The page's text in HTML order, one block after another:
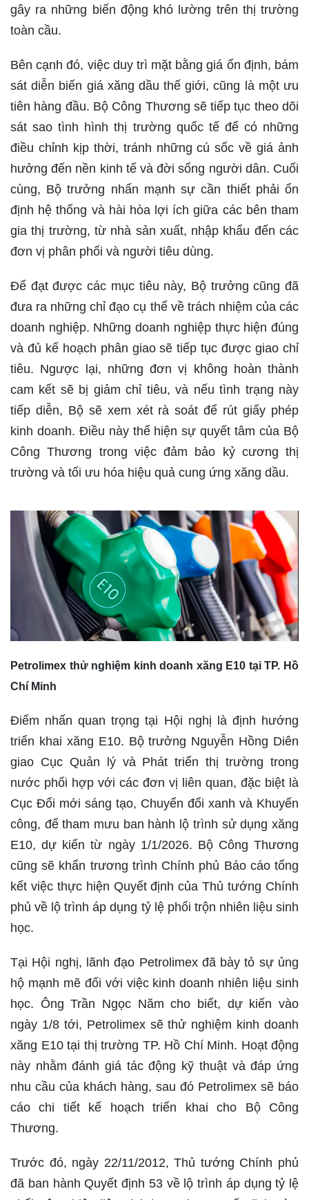
gây ra những biến động khó lường trên thị trường
toàn cầu.
Bên cạnh đó, việc duy trì mặt bằng giá ổn định, bám
sát diễn biến giá xăng dầu thế giới, cũng là một ưu
tiên hàng đầu. Bộ Công Thương sẽ tiếp tục theo dõi
sát sao tình hình thị trường quốc tế để có những
điều chỉnh kịp thời, tránh những cú sốc về giá ảnh
hưởng đến nền kinh tế và đời sống người dân. Cuối
cùng, Bộ trưởng nhấn mạnh sự cần thiết phải ổn
định hệ thống và hài hòa lợi ích giữa các bên tham
gia thị trường, từ nhà sản xuất, nhập khẩu đến các
đơn vị phân phối và người tiêu dùng.
Để đạt được các mục tiêu này, Bộ trưởng cũng đã
đưa ra những chỉ đạo cụ thể về trách nhiệm của các
doanh nghiệp. Những doanh nghiệp thực hiện đúng
và đủ kế hoạch phân giao sẽ tiếp tục được giao chỉ
tiêu. Ngược lại, những đơn vị không hoàn thành
cam kết sẽ bị giảm chỉ tiêu, và nếu tình trạng này
tiếp diễn, Bộ sẽ xem xét rà soát để rút giấy phép
kinh doanh. Điều này thể hiện sự quyết tâm của Bộ
Công Thương trong việc đảm bảo kỷ cương thị
trường và tối ưu hóa hiệu quả cung ứng xăng dầu.
Petrolimex thử nghiệm kinh doanh xăng E10 tại TP. Hồ
Chí Minh
Điểm nhấn quan trọng tại Hội nghị là định hướng
triển khai xăng E10. Bộ trưởng Nguyễn Hồng Diên
giao Cục Quản lý và Phát triển thị trường trong
nước phối hợp với các đơn vị liên quan, đặc biệt là
Cục Đổi mới sáng tạo, Chuyển đổi xanh và Khuyến
công, để tham mưu ban hành lộ trình sử dụng xăng
E10, dự kiến từ ngày 1/1/2026. Bộ Công Thương
cũng sẽ khẩn trương trình Chính phủ Báo cáo tổng
kết việc thực hiện Quyết định của Thủ tướng Chính
phủ về lộ trình áp dụng tỷ lệ phối trộn nhiên liệu sinh
học.
Tại Hội nghị, lãnh đạo Petrolimex đã bày tỏ sự ủng
hộ mạnh mẽ đối với việc kinh doanh nhiên liệu sinh
học. Ông Trần Ngọc Năm cho biết, dự kiến vào
ngày 1/8 tới, Petrolimex sẽ thử nghiệm kinh doanh
xăng E10 tại thị trường TP. Hồ Chí Minh. Hoạt động
này nhằm đánh giá tác động kỹ thuật và đáp ứng
nhu cầu của khách hàng, sau đó Petrolimex sẽ báo
cáo chi tiết kế hoạch triển khai cho Bộ Công
Thương.
Trước đó, ngày 22/11/2012, Thủ tướng Chính phủ
đã ban hành Quyết định 53 về lộ trình áp dụng tỷ lệ